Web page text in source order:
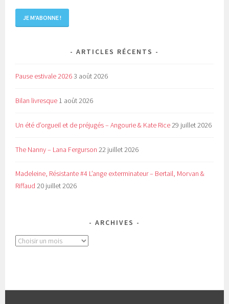
ARTICLES RÉCENTS
Pause estivale 20263 août 2026
Bilan livresque 1 août 2026
Un été d’orgueil et de préjugés – Angourie & Kate Rice29 juillet 2026
The Nanny – Lana Fergurson 22 juillet 2026
Madeleine, Résistante #4 L’ange exterminateur – Bertail, Morvan &
Riffaud 20 juillet 2026
ARCHIVES
Archives